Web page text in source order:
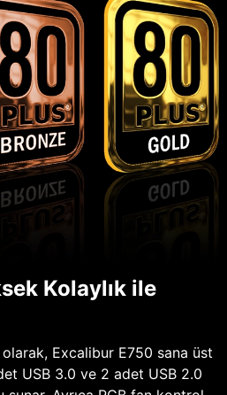
Kolaylık ile
Excalibur E750 sana üst
USB 3.0 ve 2 adet USB 2.0